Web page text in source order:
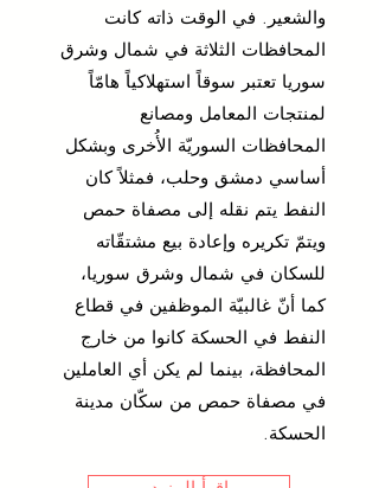
والشعير. في الوقت ذاته كانت
المحافظات الثلاثة في شمال وشرق
سوريا تعتبر سوقاً استهلاكياً هامّاً
لمنتجات المعامل ومصانع
المحافظات السوريّة الأُخرى وبشكل
أساسي دمشق وحلب، فمثلاً كان
النفط يتم نقله إلى مصفاة حمص
ويتمّ تكريره وإعادة بيع مشتقّاته
للسكان في شمال وشرق سوريا،
كما أنّ غالبيّة الموظفين في قطاع
النفط في الحسكة كانوا من خارج
المحافظة، بينما لم يكن أي العاملين
في مصفاة حمص من سكّان مدينة
الحسكة.